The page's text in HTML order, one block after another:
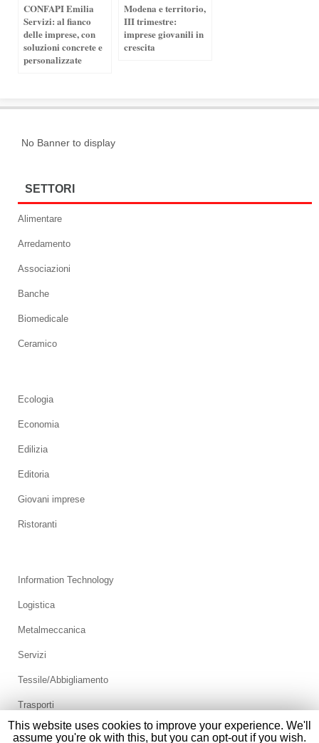
CONFAPI Emilia
Servizi: al fianco
delle imprese, con
soluzioni concrete e
personalizzate
Modena e territorio,
III trimestre:
imprese giovanili in
crescita
No Banner to display
SETTORI
Alimentare
Arredamento
Associazioni
Banche
Biomedicale
Ceramico
Ecologia
Economia
Edilizia
Editoria
Giovani imprese
Ristoranti
Information Technology
Logistica
Metalmeccanica
Servizi
Tessile/Abbigliamento
Trasporti
This website uses cookies to improve your experience. We'll
assume you're ok with this, but you can opt-out if you wish.